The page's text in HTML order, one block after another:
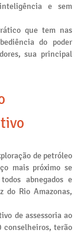
e sem
que tem nas
do poder
sua principal
de petróleo
mais próximo se
abnegados e
do Rio Amazonas,
de assessoria ao
conselheiros, terão